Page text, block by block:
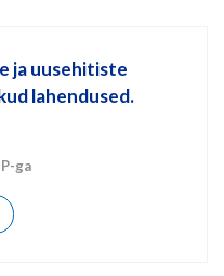
ja uusehitiste
lahendused.
ga